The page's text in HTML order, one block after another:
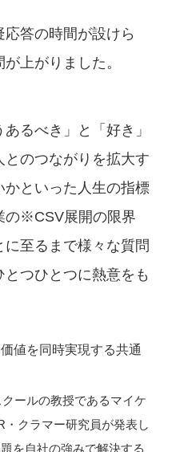
答の時間が設けら
上がりました。
るべき」と「好き」
のつながりを拡大す
かといった人生の指標
の※CSV展開の限界
至るまで様々な質問
つひとつに熱意をも
値を同時実現する共通
ールの教授であるマイケ
クラマー研究員が発表し
を自社の強みで解決する